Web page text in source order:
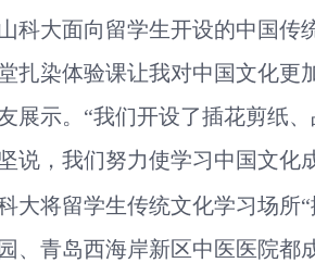
科大面向留学生开设的中国传
扎染体验课让我对中国文化
展示。 “我们开设了插花剪纸
说，我们努力使学习中国文化
大将留学生传统文化学习场所
、青岛西海岸新区中医医院